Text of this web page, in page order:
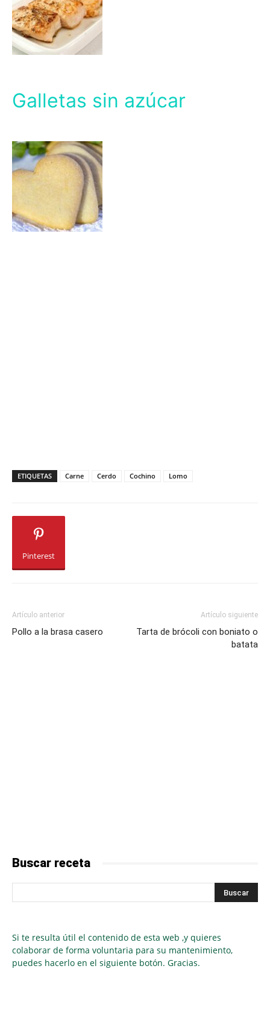
Galletas sin azúcar
ETIQUETAS Carne Cerdo Cochino Lomo
Pinterest
Artículo anterior
Pollo a la brasa casero
Artículo siguiente
Tarta de brócoli con boniato o
batata
Buscar receta
Si te resulta útil el contenido de esta web ,y quieres
colaborar de forma voluntaria para su mantenimiento,
puedes hacerlo en el siguiente botón. Gracias.